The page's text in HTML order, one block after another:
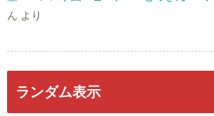
ん より
ランダム表示